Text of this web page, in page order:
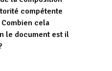
compétente
cela
le document est il